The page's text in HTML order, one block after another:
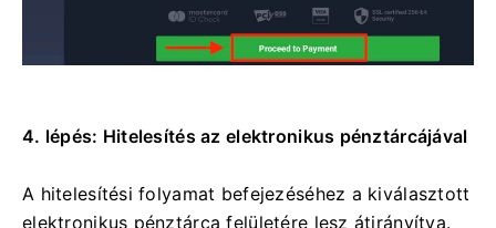
4. lépés: Hitelesítés az elektronikus pénztárcájával
A hitelesítési folyamat befejezéséhez a kiválasztott
elektronikus pénztárca felületére lesz átirányítva.